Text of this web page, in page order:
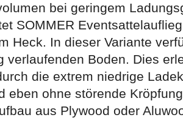
bei geringem
SOMMER
Heck. In dieser Variante
verlaufenden Boden. Dies
die extrem niedrige
eben ohne störende
aus Plywood oder